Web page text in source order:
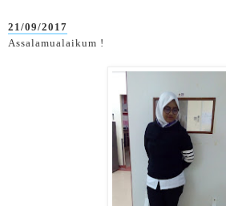
21/09/2017
Assalamualaikum !